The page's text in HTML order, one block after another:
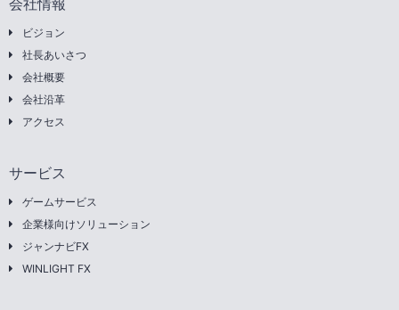
会社情報
ビジョン
社長あいさつ
会社概要
会社沿革
アクセス
サービス
ゲームサービス
企業様向けソリューション
ジャンナビFX
WINLIGHT FX